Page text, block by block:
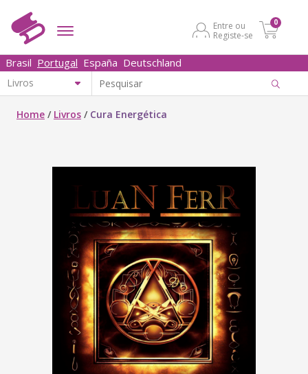
Entre ou
Registe-se
0
Brasil Portugal España Deutschland
Home / Livros / Cura Energética